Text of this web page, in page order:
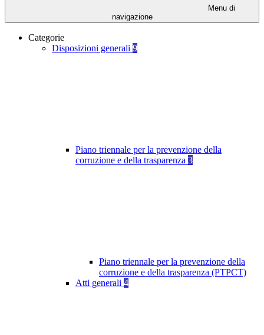
Menu di
navigazione
Categorie
Disposizioni generali 9
Piano triennale per la prevenzione della
corruzione e della trasparenza 3
Piano triennale per la prevenzione della
corruzione e della trasparenza (PTPCT)
Atti generali 4